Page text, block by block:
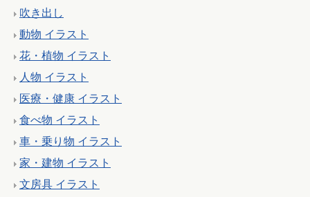
吹き出し
動物 イラスト
花・植物 イラスト
人物 イラスト
医療・健康 イラスト
食べ物 イラスト
車・乗り物 イラスト
家・建物 イラスト
文房具 イラスト